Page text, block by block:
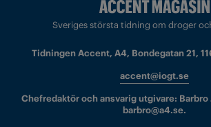
Sveriges största tidning om droger
Tidningen Accent, A4, Bondegatan 21,
accent@iogt.se
Chefredaktör och ansvarig utgivare: Barbro
barbro@a4.se.